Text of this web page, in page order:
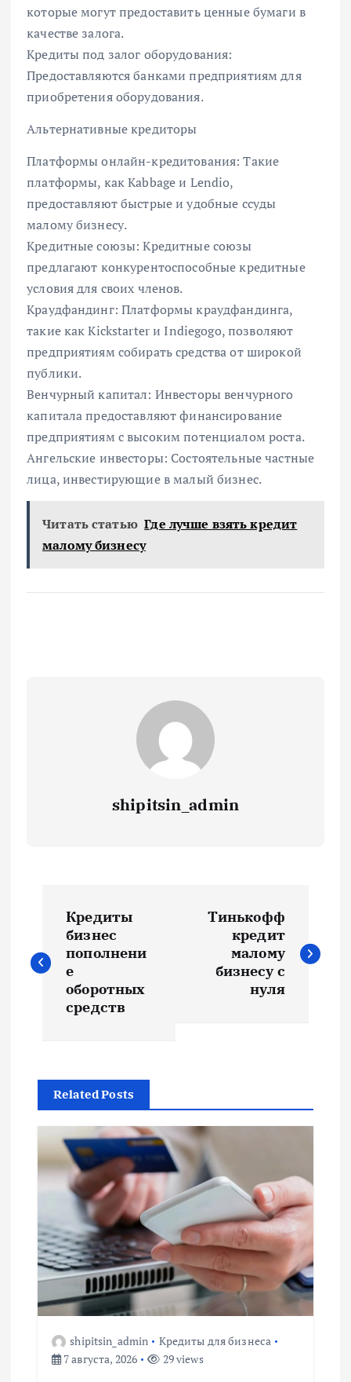
которые могут предоставить ценные бумаги в
качестве залога.
Кредиты под залог оборудования:
Предоставляются банками предприятиям для
приобретения оборудования.
Альтернативные кредиторы
Платформы онлайн-кредитования: Такие
платформы, как Kabbage и Lendio,
предоставляют быстрые и удобные ссуды
малому бизнесу.
Кредитные союзы: Кредитные союзы
предлагают конкурентоспособные кредитные
условия для своих членов.
Краудфандинг: Платформы краудфандинга,
такие как Kickstarter и Indiegogo, позволяют
предприятиям собирать средства от широкой
публики.
Венчурный капитал: Инвесторы венчурного
капитала предоставляют финансирование
предприятиям с высоким потенциалом роста.
Ангельские инвесторы: Состоятельные частные
лица, инвестирующие в малый бизнес.
Читать статью Где лучше взять кредит
малому бизнесу
shipitsin_admin
а
в
ц
и
я
п
о
з
Кредиты
бизнес
пополнени
е
оборотных
средств
Тинькофф
кредит
малому
бизнесу с
нуля
Related Posts
shipitsin_admin
Кредиты для бизнеса
7 августа, 2026
29 views